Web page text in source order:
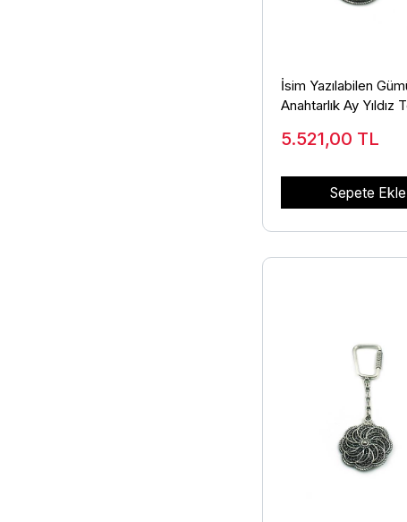
İsim Yazılabilen
Anahtarlık Ay Yıldız
5.521,00 TL
Sepete Ekle